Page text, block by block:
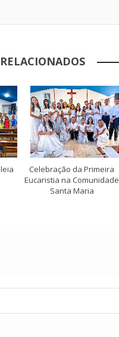
Celebração da Primeira
Eucaristia na Comunidade
Santa Maria